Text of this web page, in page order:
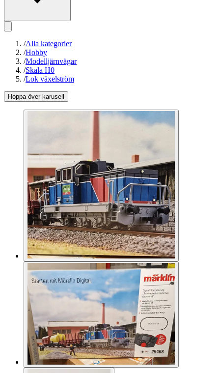
/Alla kategorier
/Hobby
/Modelljärnvägar
/Skala H0
/Lok växelström
Hoppa över karusell